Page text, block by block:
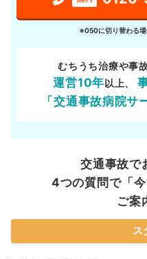
※050に切り替わる場
むちうち治療や事
運営10年以上、
「交通事故病院サ
交通事故で
4つの質問で「
ご案
ス